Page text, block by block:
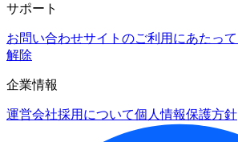
サポート
お問い合わせサイトのご利用にあたって
解除
企業情報
運営会社採用について個人情報保護方針